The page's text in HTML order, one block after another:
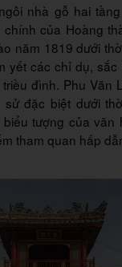
nhà gỗ hai
của Hoàng
năm 1819 dưới
yết các chỉ dụ,
đình. Phu Văn
đặc biệt dưới
tượng của văn
tham quan hấp